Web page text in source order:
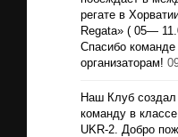
регате в
Regata» ( 05—
Спасибо команде
организаторам!
Наш Клуб
команду в
UKR-2. Добро